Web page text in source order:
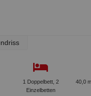
1 Doppelbett, 2
Einzelbetten
40,0